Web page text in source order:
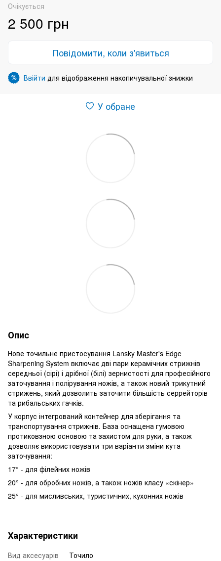
Очікується
2 500 грн
Повідомити, коли з'явиться
% Ввійти для відображення накопичувальної знижки
У обране
Опис
Нове точильне пристосування Lansky Master's Edge
Sharpening System включає дві пари керамічних стрижнів
середньої (сірі) і дрібної (білі) зернистості для професійного
заточування і полірування ножів, а також новий трикутний
стрижень, який дозволить заточити більшість серрейторів
та рибальських гачків.
У корпус інтегрований контейнер для зберігання та
транспортування стрижнів. База оснащена гумовою
протиковзною основою та захистом для руки, а також
дозволяє використовувати три варіанти зміни кута
заточування:
17° - для філейних ножів
20° - для обробних ножів, а також ножів класу «скінер»
25° - для мисливських, туристичних, кухонних ножів
Характеристики
Вид аксесуарів
Точило